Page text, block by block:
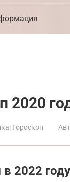
2020
Гороскоп
2022 году